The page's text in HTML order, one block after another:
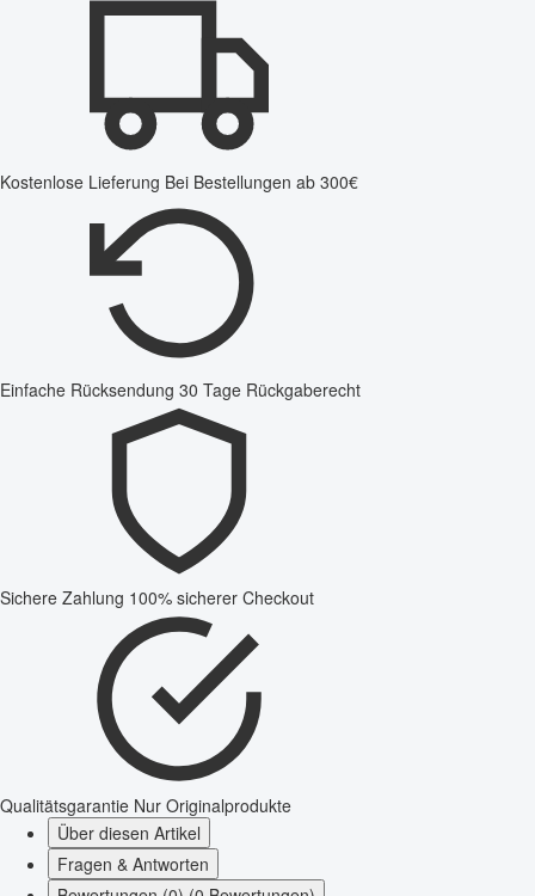
Kostenlose Lieferung Bei Bestellungen ab 300€
Einfache Rücksendung 30 Tage Rückgaberecht
Sichere Zahlung 100% sicherer Checkout
Qualitätsgarantie Nur Originalprodukte
Über diesen Artikel
Fragen & Antworten